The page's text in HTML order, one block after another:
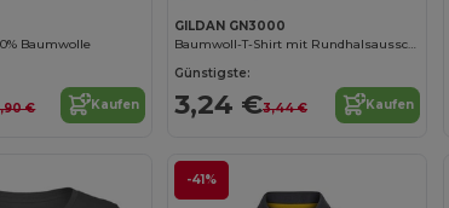
Baumwolle
€ Kaufen
GILDAN GN3000
Baumwoll-T-Shirt mit Rundhalsausschnitt
Günstigste:
3,24 €3,44 € Kaufen
-41%